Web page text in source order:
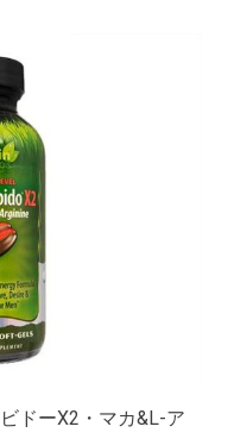
ドーX2・マカ&L-ア